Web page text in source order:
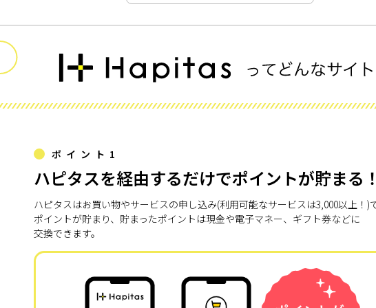
ポイント1
ハピタスを経由するだけでポイントが貯まる
ハピタスはお買い物やサービスの申し込み(利用可能なサービスは3,000以上！)
ポイントが貯まり、貯まったポイントは現金や電子マネー、ギフト券などに
交換できます。